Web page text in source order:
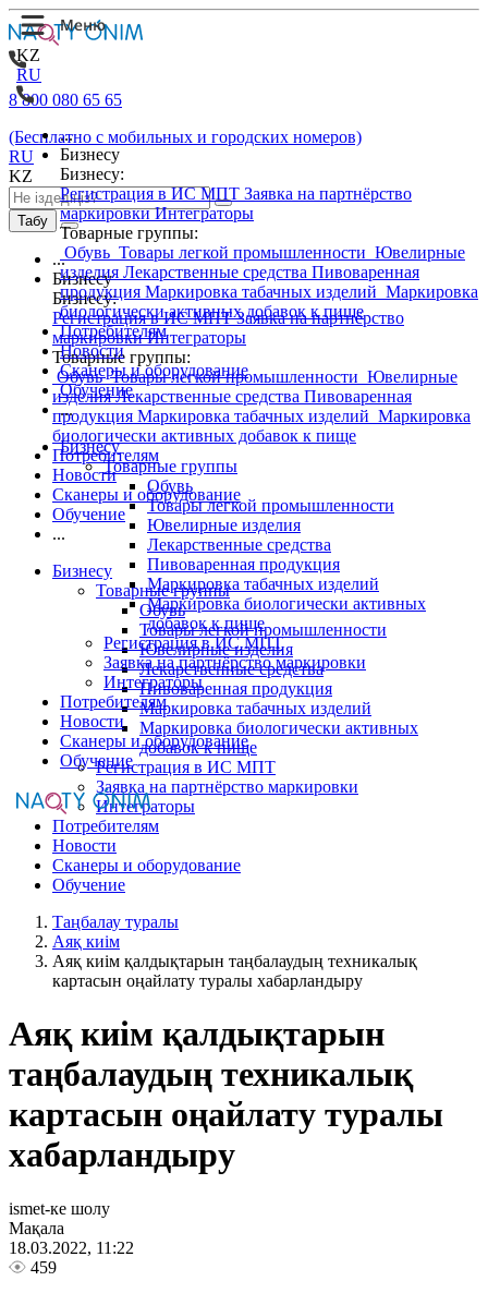
KZ
RU
...
Бизнесу
Бизнесу:
Регистрация в ИС МПТ Заявка на партнёрство
маркировкиИнтеграторы
Товарные группы:
Обувь Товары легкой промышленности Ювелирные
изделия Лекарственные средства Пивоваренная
продукция Маркировка табачных изделий Маркировка
биологически активных добавок к пище
Потребителям
Новости
Сканеры и оборудование
Обучение
...
Бизнесу
Товарные группы
Обувь
Товары легкой промышленности
Ювелирные изделия
Лекарственные средства
Пивоваренная продукция
Маркировка табачных изделий
Маркировка биологически активных
добавок к пище
Регистрация в ИС МПТ
Заявка на партнёрство маркировки
Интеграторы
Потребителям
Новости
Сканеры и оборудование
Обучение
8 800 080 65 65
(Бесплатно с мобильных и городских номеров)
RU
KZ
Табу
...
Бизнесу
Бизнесу:
Регистрация в ИС МПТЗаявка на партнёрство
маркировкиИнтеграторы
Товарные группы:
ОбувьТовары легкой промышленности Ювелирные
изделияЛекарственные средства Пивоваренная
продукция Маркировка табачных изделий Маркировка
биологически активных добавок к пище
Потребителям
Новости
Сканеры и оборудование
Обучение
...
Бизнесу
Товарные группы
Обувь
Товары легкой промышленности
Ювелирные изделия
Лекарственные средства
Пивоваренная продукция
Маркировка табачных изделий
Маркировка биологически активных
добавок к пище
Регистрация в ИС МПТ
Заявка на партнёрство маркировки
Интеграторы
Потребителям
Новости
Сканеры и оборудование
Обучение
Таңбалау туралы
Аяқ киім
Аяқ киім қалдықтарын таңбалаудың техникалық
картасын оңайлату туралы хабарландыру
Аяқ киім қалдықтарын
таңбалаудың техникалық
картасын оңайлату туралы
хабарландыру
ismet-ке шолу
Мақала
18.03.2022, 11:22
459